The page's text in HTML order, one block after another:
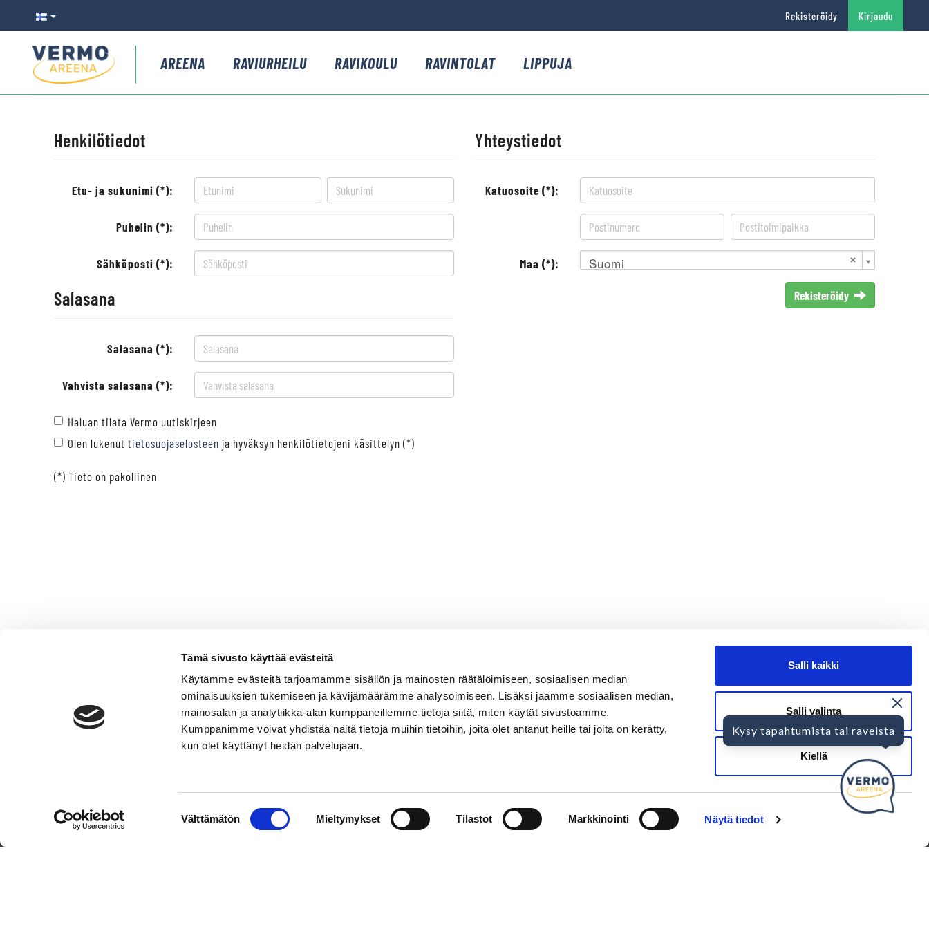
Tämä sivusto käyttää evästeitä
Käytämme evästeitä tarjoamamme sisällön ja mainosten räätälöimiseen, sosiaalisen median
ominaisuuksien tukemiseen ja kävijämäärämme analysoimiseen. Lisäksi jaamme sosiaalisen median,
mainosalan ja analytiikka-alan kumppaneillemme tietoja siitä, miten käytät sivustoamme.
Kumppanimme voivat yhdistää näitä tietoja muihin tietoihin, joita olet antanut heille tai joita on kerätty,
kun olet käyttänyt heidän palvelujaan.
Välttämätön Mieltymykset Tilastot Markkinointi Näytä tiedot
Salli kaikki
Salli valinta
Kiellä
Kysy tapahtumista tai raveista
Rekisteröidy Kirjaudu
AREENA RAVIURHEILU RAVIKOULU RAVINTOLAT LIPPUJA
Henkilötiedot
Etu- ja sukunimi (*):
Puhelin (*):
Sähköposti (*):
Salasana
Salasana (*):
Vahvista salasana (*):
Yhteystiedot
Katuosoite (*):
Maa (*): Suomi
Rekisteröidy
Haluan tilata Vermo uutiskirjeen
Olen lukenut tietosuojaselosteen ja hyväksyn henkilötietojeni käsittelyn (*)
(*) Tieto on pakollinen
Talinhuipuntie 13, Helsinki
VERMON RAVIRATA OY
myyntipalvelu@vermo.fi
SEURAA MEITÄ